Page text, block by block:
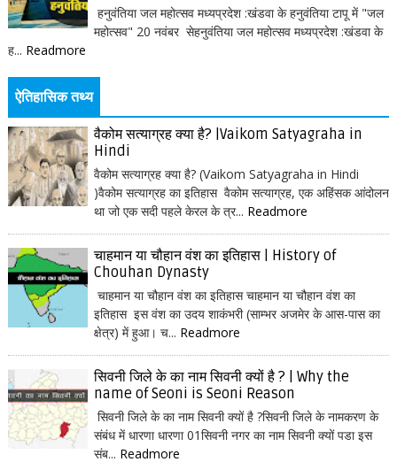
हनुवंतिया जल महोत्सव मध्यप्रदेश :खंडवा के हनुवंतिया टापू में "जल
महोत्सव" 20 नवंबर सेहनुवंतिया जल महोत्सव मध्यप्रदेश :खंडवा के
ह... Readmore
ऐतिहासिक तथ्य
वैकोम सत्याग्रह क्या है? |Vaikom Satyagraha in
Hindi
वैकोम सत्याग्रह क्या है? (Vaikom Satyagraha in Hindi
)वैकोम सत्याग्रह का इतिहास वैकोम सत्याग्रह, एक अहिंसक आंदोलन
था जो एक सदी पहले केरल के त्र... Readmore
चाहमान या चौहान वंश का इतिहास | History of
Chouhan Dynasty
चाहमान या चौहान वंश का इतिहास चाहमान या चौहान वंश का
इतिहास इस वंश का उदय शाकंभरी (साम्भर अजमेर के आस-पास का
क्षेत्र) में हुआ। च... Readmore
सिवनी जिले के का नाम सिवनी क्यों है ? | Why the
name of Seoni is Seoni Reason
सिवनी जिले के का नाम सिवनी क्यों है ?सिवनी जिले के नामकरण के
संबंध में धारणा धारणा 01सिवनी नगर का नाम सिवनी क्यों पडा इस
संब... Readmore